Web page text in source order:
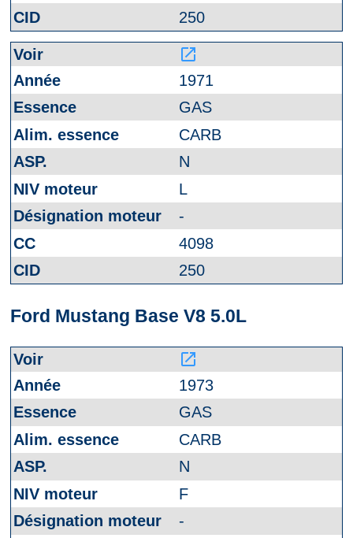
250
launch
1971
GAS
CARB
N
L
-
4098
250
Ford Mustang Base V8 5.0L
launch
1973
GAS
CARB
N
F
-